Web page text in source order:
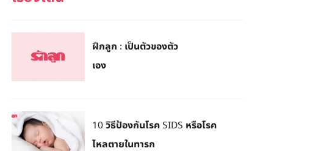
ฝึกลูก : เป็นตัวของตัว
เอง
10 วิธีป้องกันโรค SIDS หรือโรค
ไหลตายในทารก